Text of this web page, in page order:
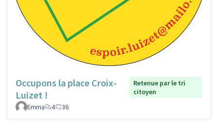
Occupons la place Croix-
Luizet !
Retenue par le tri
citoyen
Emma
4 36